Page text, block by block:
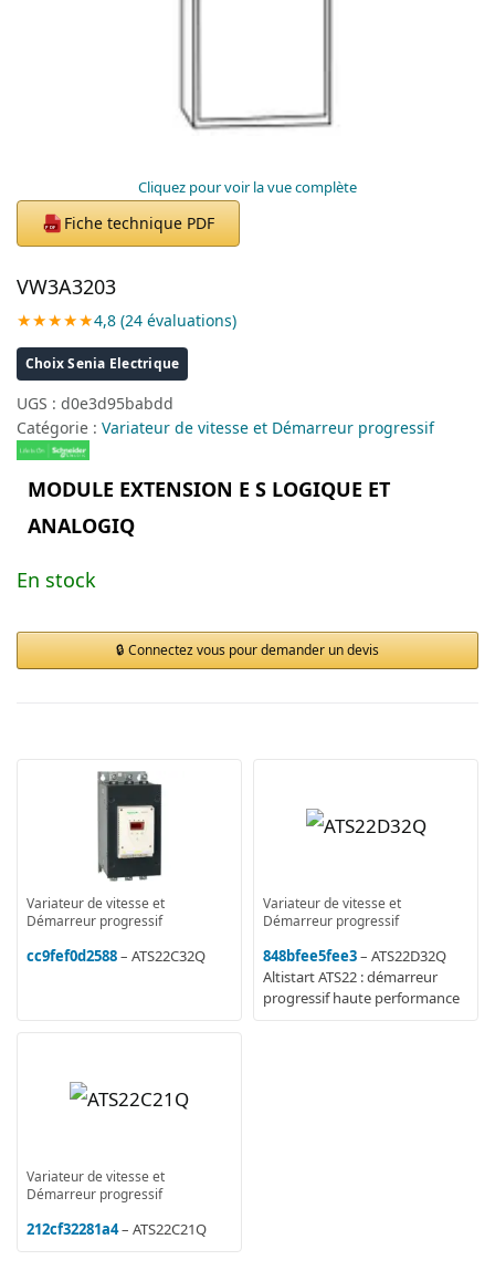
Cliquez pour voir la vue complète
PDF Fiche technique PDF
VW3A3203
★★★★★4,8 (24 évaluations)
Choix Senia Electrique
UGS : d0e3d95babdd
Catégorie : Variateur de vitesse et Démarreur progressif
MODULE EXTENSION E S LOGIQUE ET
ANALOGIQ
En stock
Connectez vous pour demander un devis
Variateur de vitesse et
Démarreur progressif
cc9fef0d2588– ATS22C32Q
Variateur de vitesse et
Démarreur progressif
848bfee5fee3– ATS22D32Q
Altistart ATS22 : démarreur
progressif haute performance
Variateur de vitesse et
Démarreur progressif
212cf32281a4– ATS22C21Q